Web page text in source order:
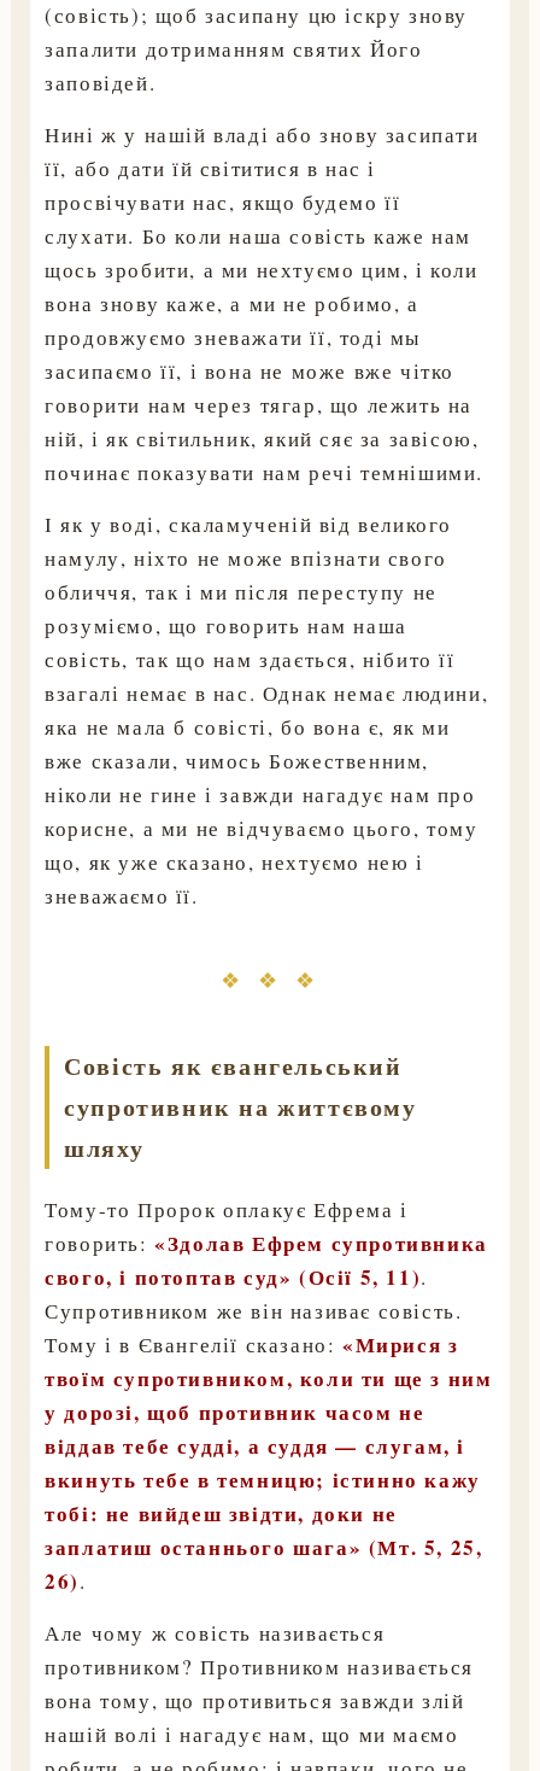
(совість); щоб засипану цю іскру знову
запалити дотриманням святих Його
заповідей.
Нині ж у нашій владі або знову засипати
її, або дати їй світитися в нас і
просвічувати нас, якщо будемо її
слухати. Бо коли наша совість каже нам
щось зробити, а ми нехтуємо цим, і коли
вона знову каже, а ми не робимо, а
продовжуємо зневажати її, тоді мы
засипаємо її, і вона не може вже чітко
говорити нам через тягар, що лежить на
ній, і як світильник, який сяє за завісою,
починає показувати нам речі темнішими.
І як у воді, скаламученій від великого
намулу, ніхто не може впізнати свого
обличчя, так і ми після переступу не
розуміємо, що говорить нам наша
совість, так що нам здається, нібито її
взагалі немає в нас. Однак немає людини,
яка не мала б совісті, бо вона є, як ми
вже сказали, чимось Божественним,
ніколи не гине і завжди нагадує нам про
корисне, а ми не відчуваємо цього, тому
що, як уже сказано, нехтуємо нею і
зневажаємо її.
❖ ❖ ❖
Совість як євангельський
супротивник на життєвому
шляху
Тому-то Пророк оплакує Ефрема і
говорить:«Здолав Ефрем супротивника
свого, і потоптав суд» (Осії 5, 11).
Супротивником же він називає совість.
Тому і в Євангелії сказано:«Мирися з
твоїм супротивником, коли ти ще з ним
у дорозі, щоб противник часом не
віддав тебе судді, а суддя — слугам, і
вкинуть тебе в темницю; істинно кажу
тобі: не вийдеш звідти, доки не
заплатиш останнього шага» (Мт. 5, 25,
26).
Але чому ж совість називається
противником? Противником називається
вона тому, що противиться завжди злій
нашій волі і нагадує нам, що ми маємо